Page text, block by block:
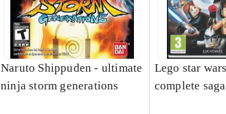
Naruto Shippuden - ultimate
ninja storm generations
Lego star
complete saga